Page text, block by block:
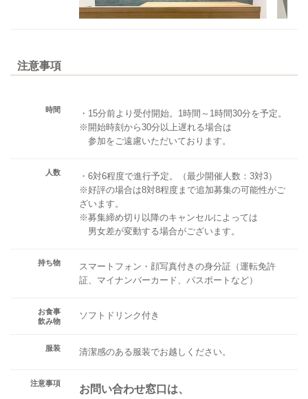
注意事項
時間
・15分前より受付開始。1時間～1時間30分を予定。
※開始時刻から30分以上遅れる場合は
参加をご遠慮いただいております。
人数
・6対6程度で進行予定。（最少開催人数：3対3）
※好評の場合は8対8程度まで追加募集の可能性がご
ざいます。
※募集締め切り以降のキャンセルによっては
男女差が変動する場合がございます。
持ち物
スマートフォン・顔写真付きの身分証（運転免許
証、マイナンバーカード、パスポートなど）
お食事
飲み物
ソフトドリンク付き
服装 清潔感のある服装でお越しください。
注意事項
お問い合わせ窓口は、